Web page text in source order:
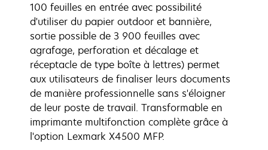
100 feuilles en entrée avec possibilité
d'utiliser du papier outdoor et bannière,
sortie possible de 3 900 feuilles avec
agrafage, perforation et décalage et
réceptacle de type boîte à lettres) permet
aux utilisateurs de finaliser leurs documents
de manière professionnelle sans s'éloigner
de leur poste de travail. Transformable en
imprimante multifonction complète grâce à
l'option Lexmark X4500 MFP.